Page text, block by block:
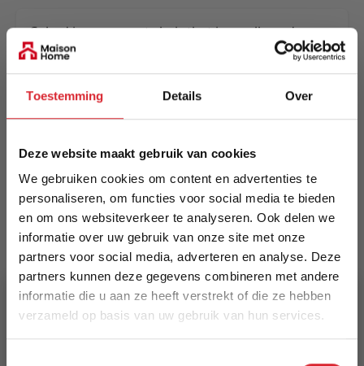
Toestemming Details Over
Deze website maakt gebruik van cookies
We gebruiken cookies om content en advertenties te
personaliseren, om functies voor social media te bieden
en om ons websiteverkeer te analyseren. Ook delen we
informatie over uw gebruik van onze site met onze
partners voor social media, adverteren en analyse. Deze
partners kunnen deze gegevens combineren met andere
informatie die u aan ze heeft verstrekt of die ze hebben
verzameld op basis van uw gebruik van hun services.
Cubed is a compact chair that is smalla and
elegant whereas the out-folded Cubed is a big
and comfortable single sleeper.
Meer informatie
Merk
Innovation Living
EAN
5700110886772
Prijs
€ 1.741,00